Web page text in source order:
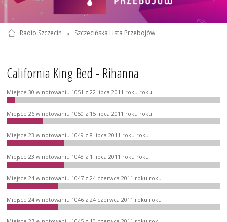
Radio Szczecin » Szczecińska Lista Przebojów
California King Bed - Rihanna
Miejsce 30 w notowaniu 1051 z 22 lipca 2011 roku roku
Miejsce 26 w notowaniu 1050 z 15 lipca 2011 roku roku
Miejsce 23 w notowaniu 1049 z 8 lipca 2011 roku roku
Miejsce 23 w notowaniu 1048 z 1 lipca 2011 roku roku
Miejsce 24 w notowaniu 1047 z 24 czerwca 2011 roku roku
Miejsce 24 w notowaniu 1046 z 24 czerwca 2011 roku roku